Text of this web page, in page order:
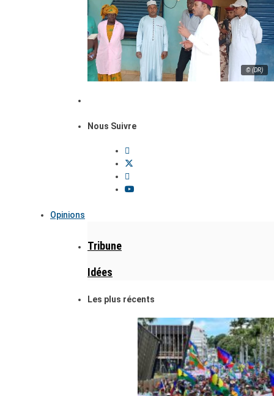
© (DR)
Nous Suivre
Opinions
Tribune
Idées
Les plus récents